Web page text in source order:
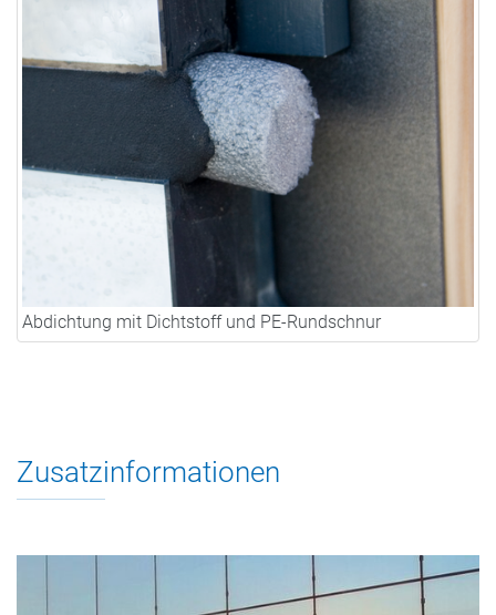
Abdichtung mit Dichtstoff und PE-Rundschnur
Zusatzinformationen